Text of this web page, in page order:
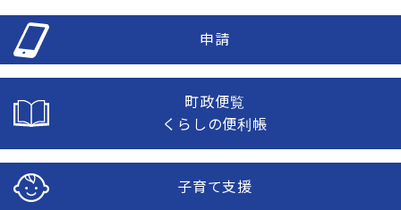
申請
町政便覧
くらしの便利帳
子育て支援